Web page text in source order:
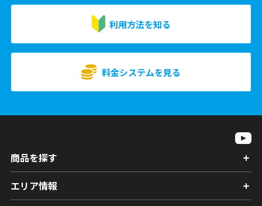
利用方法を知る
料金システムを見る
商品を探す
エリア情報